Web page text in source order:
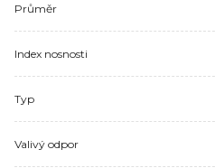
Průměr
Index nosnosti
Typ
Valivý odpor